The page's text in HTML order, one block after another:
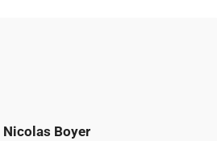
Nicolas Boyer